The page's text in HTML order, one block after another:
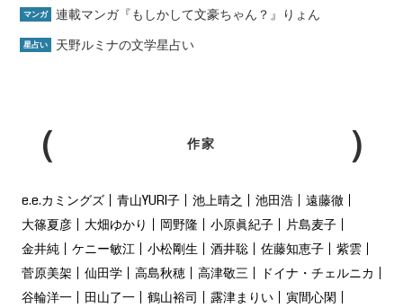
マンガ 連載マンガ『もしかして文豪ちゃん？』りょん
星占い 天野ルミナの文学星占い
作家
e.e.カミングズ 青山YURI子 池上晴之 池田浩
遠藤徹
大篠夏彦
大畑ゆかり 岡野隆 小原眞紀子
片島麦子
金井純
ケニー敏江 小松剛生 酒井聡 佐藤知恵子
紫雲
菅原美架
仙田学 高島秋穂 高津敬三
ドイナ・チェルニカ
谷輪洋一
田山了一 鶴山裕司 露津まりい
寅間心閑